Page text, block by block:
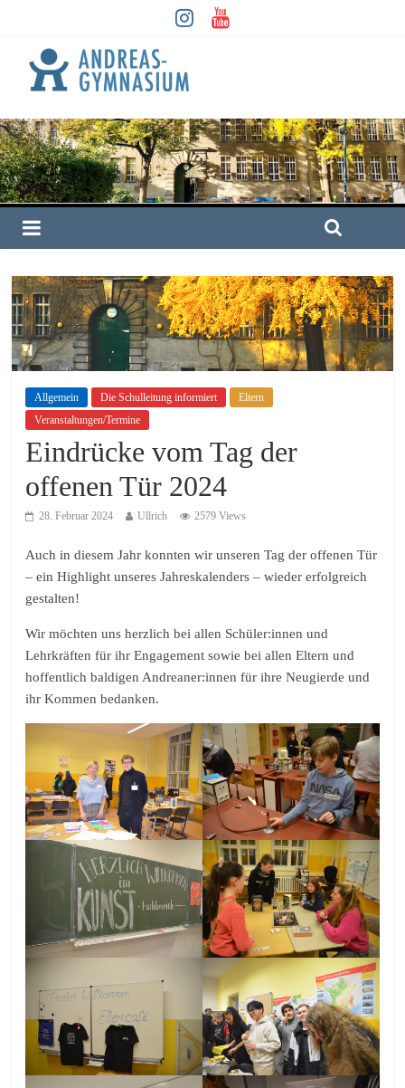
Allgemein Die Schulleitung informiert
Eltern
Veranstaltungen/Termine
Eindrücke vom Tag der
offenen Tür 2024
28. Februar 2024 Ullrich 2579 Views
Auch in diesem Jahr konnten wir unseren Tag der offenen Tür
– ein Highlight unseres Jahreskalenders – wieder erfolgreich
gestalten!
Wir möchten uns herzlich bei allen Schüler:innen und
Lehrkräften für ihr Engagement sowie bei allen Eltern und
hoffentlich baldigen Andreaner:innen für ihre Neugierde und
ihr Kommen bedanken.